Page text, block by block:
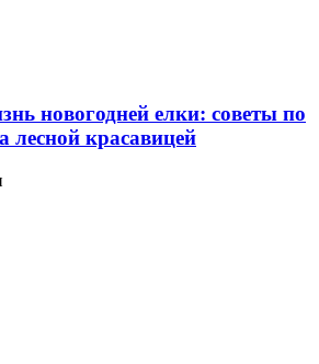
новогодней елки: советы по
лесной красавицей